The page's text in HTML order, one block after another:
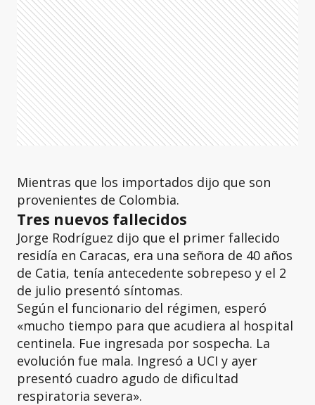
Mientras que los importados dijo que son
provenientes de Colombia.
Tres nuevos fallecidos
Jorge Rodríguez dijo que el primer fallecido
residía en Caracas, era una señora de 40 años
de Catia, tenía antecedente sobrepeso y el 2
de julio presentó síntomas.
Según el funcionario del régimen, esperó
«mucho tiempo para que acudiera al hospital
centinela. Fue ingresada por sospecha. La
evolución fue mala. Ingresó a UCI y ayer
presentó cuadro agudo de dificultad
respiratoria severa».